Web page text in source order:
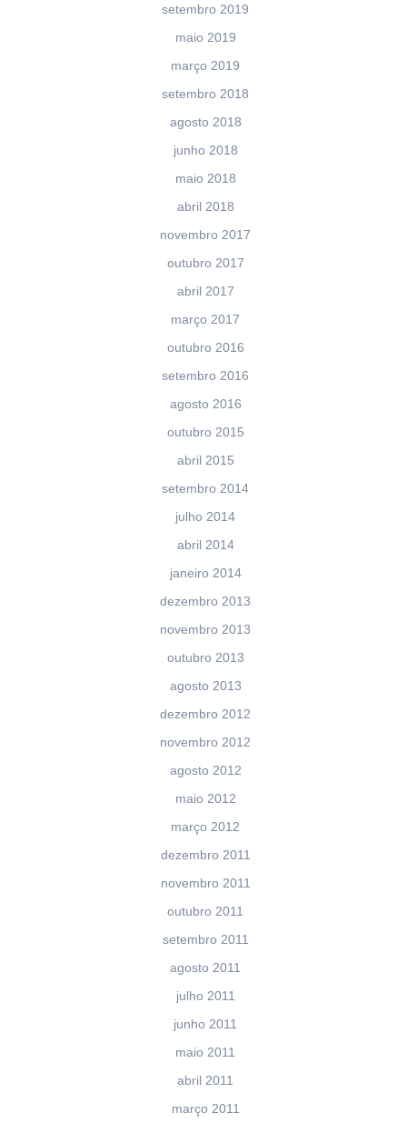
setembro 2019
maio 2019
março 2019
setembro 2018
agosto 2018
junho 2018
maio 2018
abril 2018
novembro 2017
outubro 2017
abril 2017
março 2017
outubro 2016
setembro 2016
agosto 2016
outubro 2015
abril 2015
setembro 2014
julho 2014
abril 2014
janeiro 2014
dezembro 2013
novembro 2013
outubro 2013
agosto 2013
dezembro 2012
novembro 2012
agosto 2012
maio 2012
março 2012
dezembro 2011
novembro 2011
outubro 2011
setembro 2011
agosto 2011
julho 2011
junho 2011
maio 2011
abril 2011
março 2011